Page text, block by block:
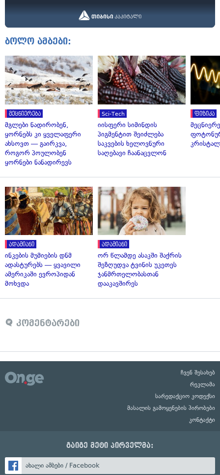
ბოლო ამბები:
მეცნიერება
მგლები ნადირობენ,
ყორნებს კი ყველაფერი
ახსოვთ — გაირკვა,
როგორ პოულობენ
ყორნები ნანადირევს
Sci-Tech
იისფერი სიმინდის
პიგმენტით შეიძლება
საკვების ხელოვნური
საღებავი ჩაანაცვლონ
ფიზიკა
ადამიანი
ინკების მუმიების დნმ
ადასტურებს — ყვავილი
ამერიკაში ევროპიდან
მოხვდა
ადამიანი
ორ წლამდე ასაკში შაქრის
შეზღუდვა ტვინის უკეთეს
ჯანმრთელობასთან
დააკავშირეს
კომენტარები
ჩვენ შესახებ
რეკლამა
სარედაქციო კოდექსი
მასალის გამოყენების პირობები
კონტაქტი
გაიგე მეტი პირველმა:
ახალი ამბები / Facebook